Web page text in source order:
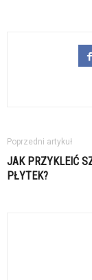
Poprzedni artykuł
JAK PRZYKLEIĆ
PŁYTEK?